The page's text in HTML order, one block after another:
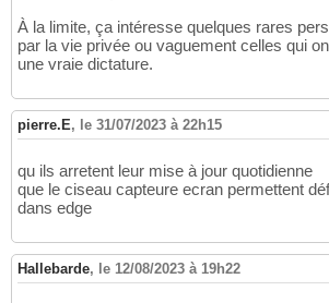
À la limite, ça intéresse quelques rares
par la vie privée ou vaguement celles qui
une vraie dictature.
pierre.E, le 31/07/2023 à 22h15
qu ils arretent leur mise à jour quotidienne
que le ciseau capteure ecran permettent
dans edge
Hallebarde, le 12/08/2023 à 19h22